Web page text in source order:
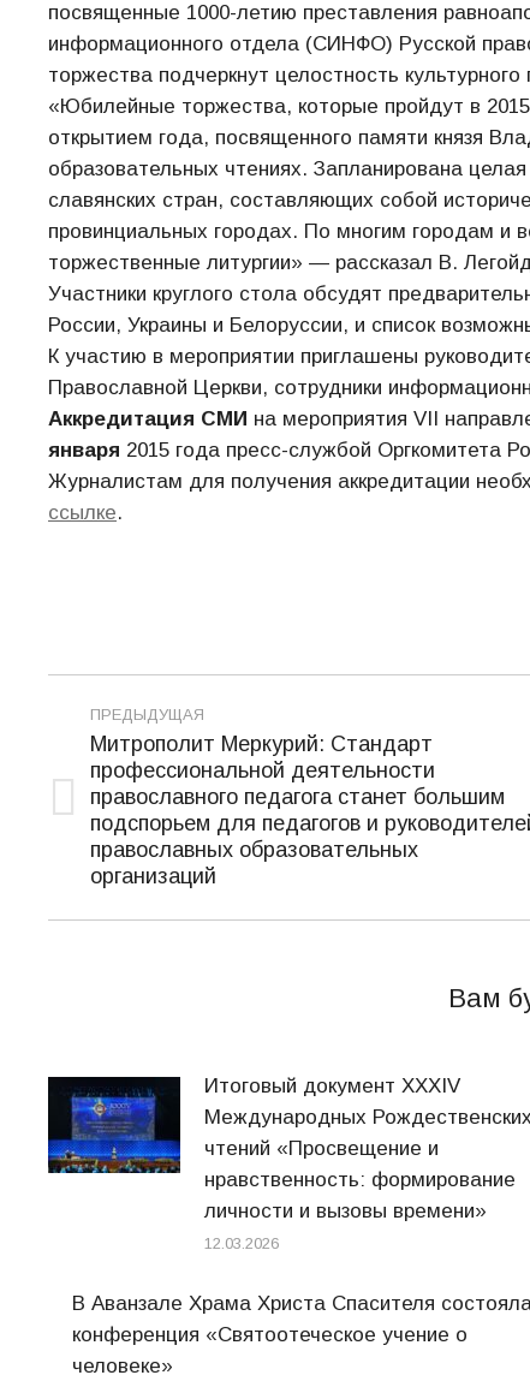
посвященные 1000-летию преставления
информационного отдела (СИНФО) Русской
торжества подчеркнут целостность
«Юбилейные торжества, которые пройдут в
открытием года, посвященного памяти князя
образовательных чтениях. Запланирована
славянских стран, составляющих собой
провинциальных городах. По многим городам и
торжественные литургии» — рассказал В.
Участники круглого стола обсудят
России, Украины и Белоруссии, и список
К участию в мероприятии приглашены
Православной Церкви, сотрудники
Аккредитация СМИ на мероприятия VII
января 2015 года пресс-службой Оргкомитета
Журналистам для получения аккредитации
ссылке.
Навигация
записям
ПРЕДЫДУЩАЯ
Предыдущая
запись:
Митрополит Меркурий: Стандарт
профессиональной деятельности
православного педагога станет большим
подспорьем для педагогов и
православных образовательных
организаций
Вам
Итоговый документ XXХIV
Международных Рождественских
чтений «Просвещение и
нравственность: формирование
личности и вызовы времени»
12.03.2026
В Аванзале Храма Христа Спасителя
конференция «Святоотеческое учение о
человеке»